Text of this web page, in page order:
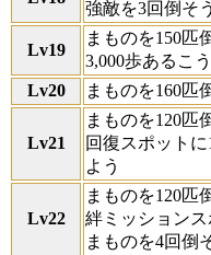
強敵を3回倒そう
Lv19
まものを150匹
3,000歩あるこう
Lv20 まものを160匹
Lv21
まものを120匹
回復スポット
よう
Lv22
まものを120匹
絆ミッション
まものを4回倒